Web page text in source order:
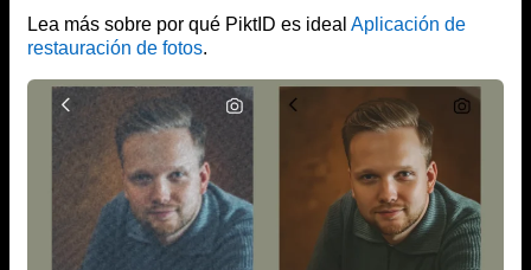
Lea más sobre por qué PiktID es ideal Aplicación de
restauración de fotos.